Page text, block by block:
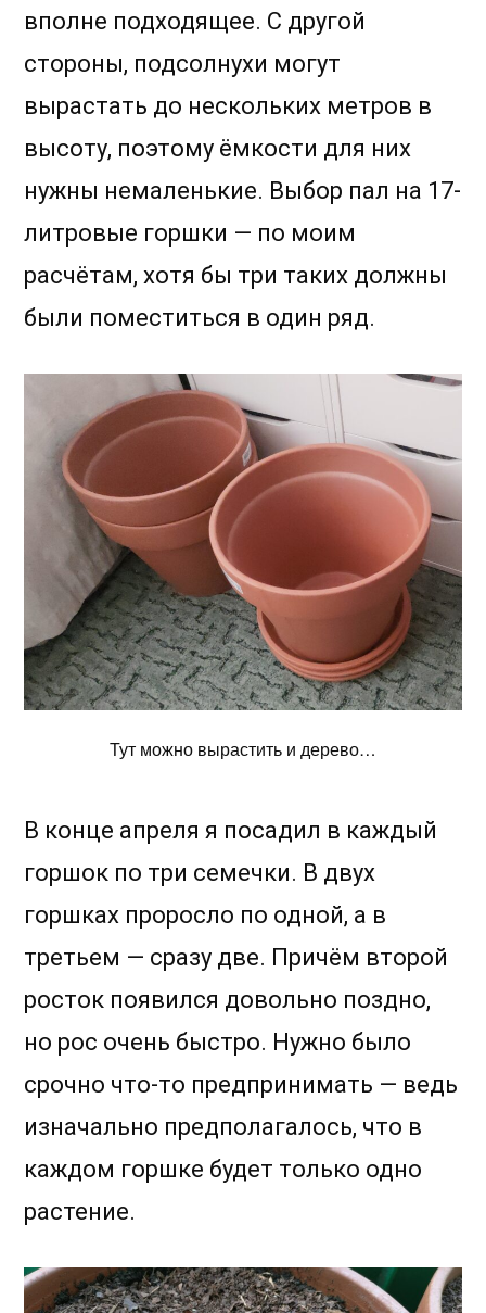
вполне подходящее. С другой
стороны, подсолнухи могут
вырастать до нескольких метров в
высоту, поэтому ёмкости для них
нужны немаленькие. Выбор пал на 17-
литровые горшки — по моим
расчётам, хотя бы три таких должны
были поместиться в один ряд.
Тут можно вырастить и дерево…
В конце апреля я посадил в каждый
горшок по три семечки. В двух
горшках проросло по одной, а в
третьем — сразу две. Причём второй
росток появился довольно поздно,
но рос очень быстро. Нужно было
срочно что-то предпринимать — ведь
изначально предполагалось, что в
каждом горшке будет только одно
растение.